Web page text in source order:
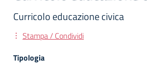
Curricolo educazione civica
Stampa / Condividi
Tipologia